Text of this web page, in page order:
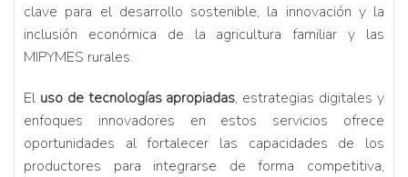
clave para el desarrollo sostenible, la innovación y la
inclusión económica de la agricultura familiar y las
MIPYMES rurales.
El uso de tecnologías apropiadas, estrategias digitales y
enfoques innovadores en estos servicios ofrece
oportunidades al fortalecer las capacidades de los
productores para integrarse de forma competitiva,